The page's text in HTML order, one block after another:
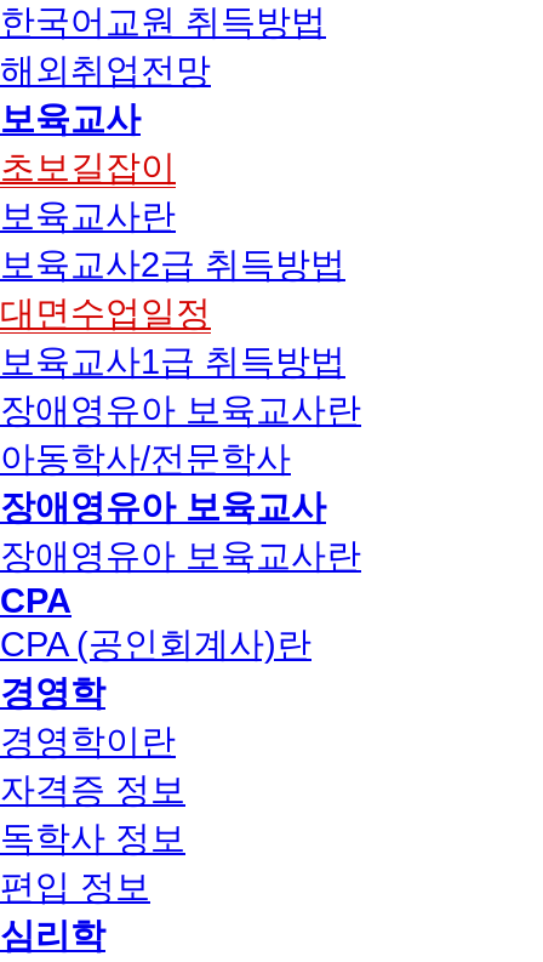
한국어교원 취득방법
해외취업전망
보육교사
초보길잡이
보육교사란
보육교사2급 취득방법
대면수업일정
보육교사1급 취득방법
장애영유아 보육교사란
아동학사/전문학사
장애영유아 보육교사
장애영유아 보육교사란
CPA
CPA (공인회계사)란
경영학
경영학이란
자격증 정보
독학사 정보
편입 정보
심리학